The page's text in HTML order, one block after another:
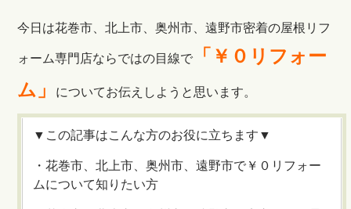
今日は花巻市、北上市、奥州市、遠野市密着の屋根リフ
ォーム専門店ならではの目線で 「 ￥０リフォー
ム 」 についてお伝えしようと思います。
▼この記事はこんな方のお役に立ちます▼
・花巻市、北上市、奥州市、遠野市で￥０リフォー
ムについて知りたい方